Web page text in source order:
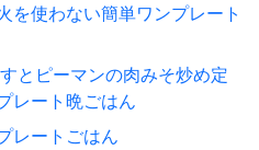
を使わない簡単ワンプレート
とピーマンの肉みそ炒め定
レート晩ごはん
レートごはん